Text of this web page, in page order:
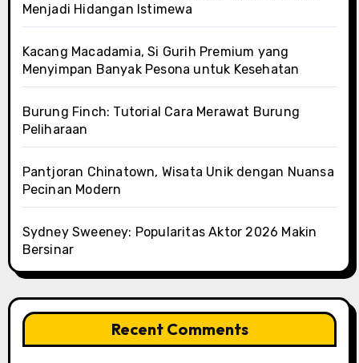
Menjadi Hidangan Istimewa
Kacang Macadamia, Si Gurih Premium yang
Menyimpan Banyak Pesona untuk Kesehatan
Burung Finch: Tutorial Cara Merawat Burung
Peliharaan
Pantjoran Chinatown, Wisata Unik dengan Nuansa
Pecinan Modern
Sydney Sweeney: Popularitas Aktor 2026 Makin
Bersinar
Recent Comments